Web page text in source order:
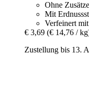
Ohne Zusätze
Mit
Verfeinert
€ 3,69 (€ 14,76 /
Zustellung bis 13.